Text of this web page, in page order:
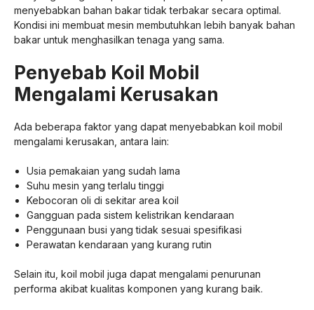
menyebabkan bahan bakar tidak terbakar secara optimal.
Kondisi ini membuat mesin membutuhkan lebih banyak bahan
bakar untuk menghasilkan tenaga yang sama.
Penyebab Koil Mobil
Mengalami Kerusakan
Ada beberapa faktor yang dapat menyebabkan koil mobil
mengalami kerusakan, antara lain:
Usia pemakaian yang sudah lama
Suhu mesin yang terlalu tinggi
Kebocoran oli di sekitar area koil
Gangguan pada sistem kelistrikan kendaraan
Penggunaan busi yang tidak sesuai spesifikasi
Perawatan kendaraan yang kurang rutin
Selain itu, koil mobil juga dapat mengalami penurunan
performa akibat kualitas komponen yang kurang baik.